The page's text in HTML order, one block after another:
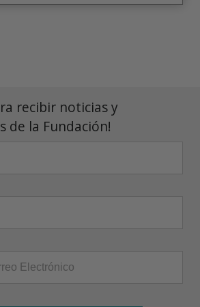
recibir noticias y
de la Fundación!